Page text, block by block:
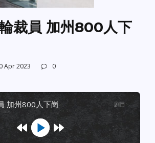
裁員 加州800人下
Apr 2023 0
加州800人下崗 剧目 :-